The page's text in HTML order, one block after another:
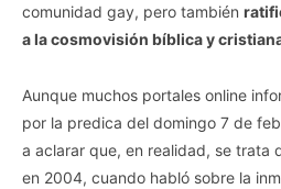
comunidad gay, pero también
a la cosmovisión bíblica y
Aunque muchos portales online
por la predica del domingo 7 de
a aclarar que, en realidad, se trata
en 2004, cuando habló sobre la